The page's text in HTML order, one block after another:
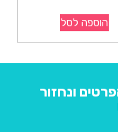
הוספה לסל
ונחזור